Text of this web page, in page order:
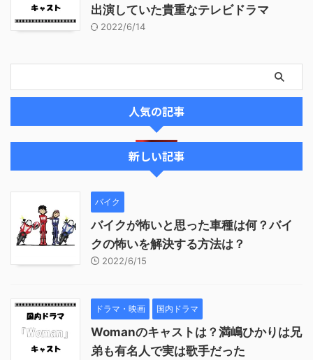
出演していた貴重なテレビドラマ
2022/6/14
人気の記事
新しい記事
バイク
バイクが怖いと思った車種は何？バイ
クの怖いを解決する方法は？
2022/6/15
ドラマ・映画 国内ドラマ
Womanのキャストは？満嶋ひかりは兄
弟も有名人で実は歌手だった